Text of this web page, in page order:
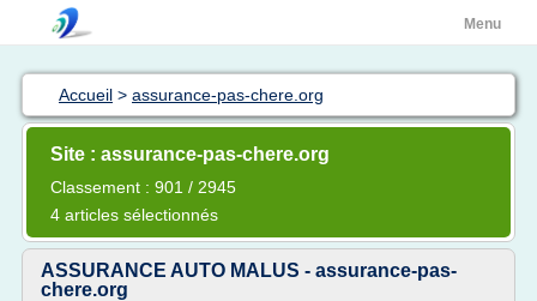
Menu
Accueil > assurance-pas-chere.org
Site : assurance-pas-chere.org
Classement : 901 / 2945
4 articles sélectionnés
ASSURANCE AUTO MALUS - assurance-pas-
chere.org